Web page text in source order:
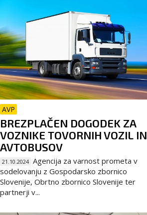
AVP
BREZPLAČEN DOGODEK ZA
VOZNIKE TOVORNIH VOZIL IN
AVTOBUSOV
21.10.2024 Agencija za varnost prometa v
sodelovanju z Gospodarsko zbornico
Slovenije, Obrtno zbornico Slovenije ter
partnerji v...